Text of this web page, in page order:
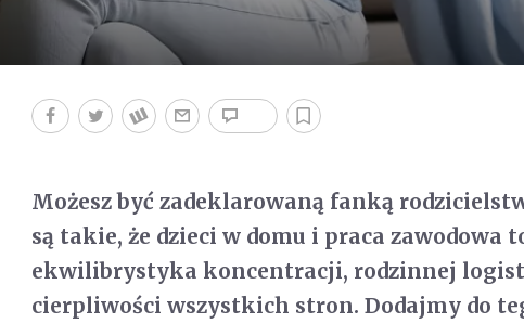
Możesz być zadeklarowaną fanką
są takie, że dzieci w domu i praca zawodowa
ekwilibrystyka koncentracji, rodzinnej
cierpliwości wszystkich stron. Dodajmy do